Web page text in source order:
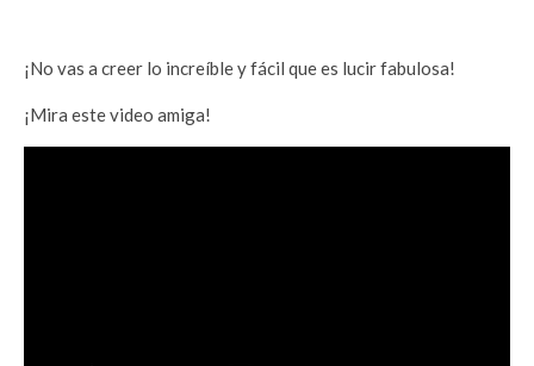
¡No vas a creer lo increíble y fácil que es lucir fabulosa!
¡Mira este video amiga!